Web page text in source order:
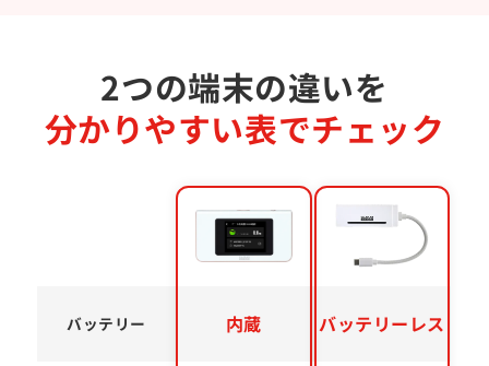
2つの端末の違いを
分かりやすい表でチェック
バッテリー 内蔵 バッテリーレス